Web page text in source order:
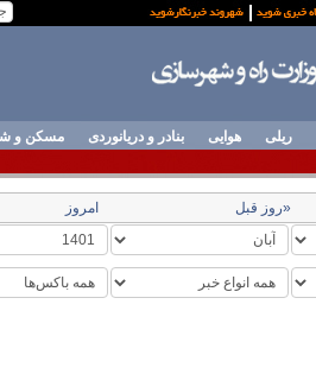
ریلی هوایی بنادر و دریانوردی مسکن و
«روز قبل امروز